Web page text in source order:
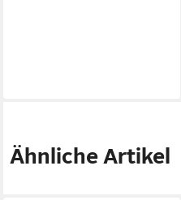
Ähnliche Artikel